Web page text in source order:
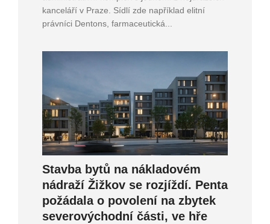
kanceláří v Praze. Sídlí zde například elitní
právníci Dentons, farmaceutická...
Stavba bytů na nákladovém
nádraží Žižkov se rozjíždí. Penta
požádala o povolení na zbytek
severovýchodní části, ve hře